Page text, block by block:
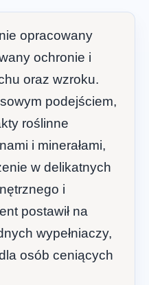
opracowany
ochronie i
oraz wzroku.
podejściem,
roślinne
i minerałami,
w delikatnych
i
postawił na
wypełniaczy,
osób ceniących